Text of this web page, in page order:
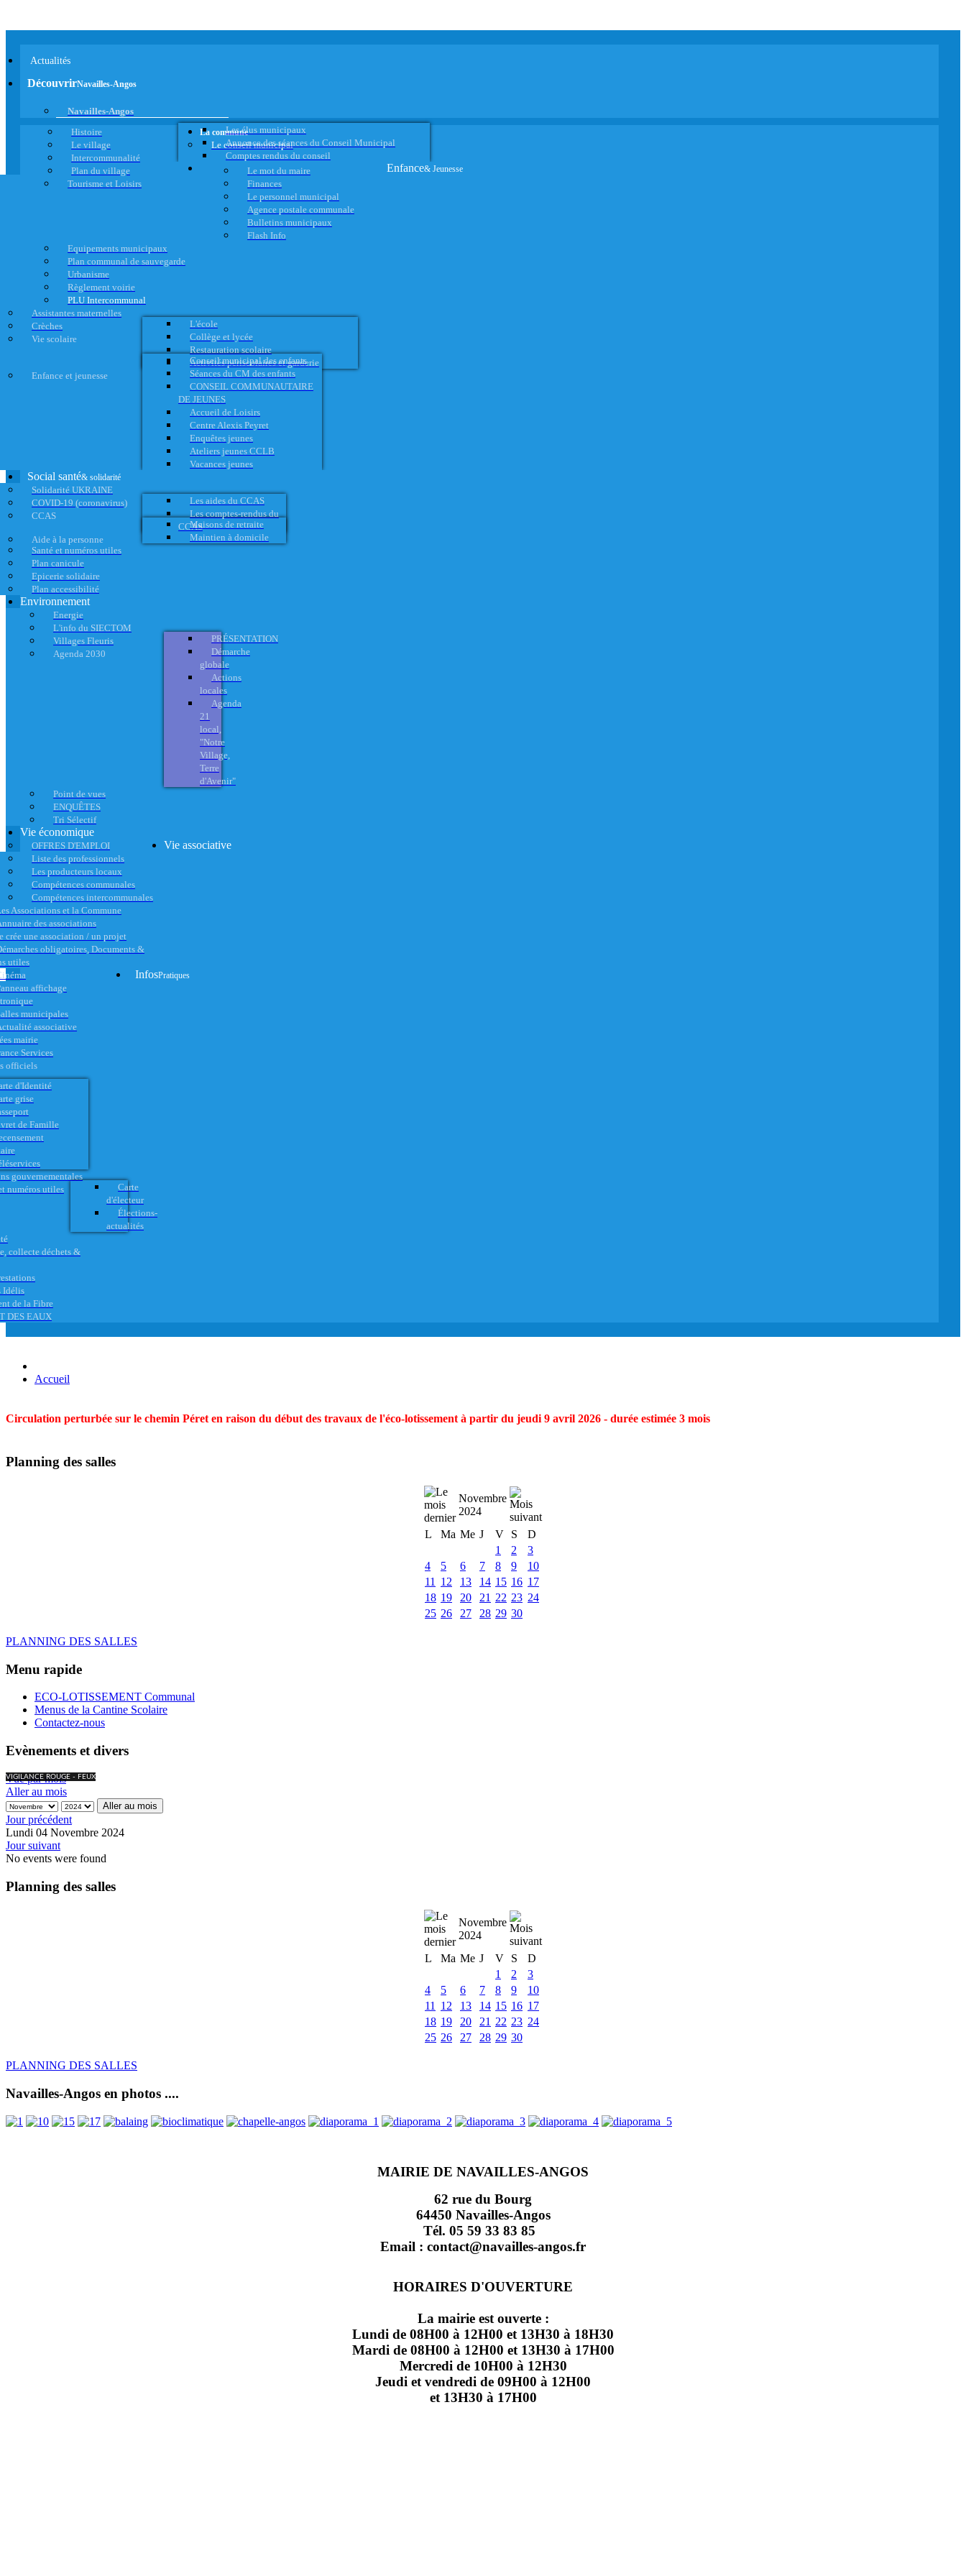
Actualités
DécouvrirNavailles-Angos
Navailles-Angos
Histoire
Le village
Intercommunalité
Plan du village
Tourisme et Loisirs
La commune
Le conseil municipal
Les élus municipaux
Annonce des séances du Conseil Municipal
Comptes rendus du conseil
Le mot du maire
Finances
Le personnel municipal
Agence postale communale
Bulletins municipaux
Flash Info
Equipements municipaux
Plan communal de sauvegarde
Urbanisme
Règlement voirie
PLU Intercommunal
Enfance& Jeunesse
Assistantes maternelles
Crèches
Vie scolaire
L'école
Collège et lycée
Restauration scolaire
Activités périscolaires et garderie
Enfance et jeunesse
Conseil municipal des enfants
Séances du CM des enfants
CONSEIL COMMUNAUTAIRE
DE JEUNES
Accueil de Loisirs
Centre Alexis Peyret
Enquêtes jeunes
Ateliers jeunes CCLB
Vacances jeunes
Social santé& solidarité
Solidarité UKRAINE
COVID-19 (coronavirus)
CCAS
Les aides du CCAS
Les comptes-rendus du
CCAS
Aide à la personne
Maisons de retraite
Maintien à domicile
Santé et numéros utiles
Plan canicule
Epicerie solidaire
Plan accessibilité
Environnement
Energie
L'info du SIECTOM
Villages Fleuris
Agenda 2030
PRÉSENTATION
Démarche
globale
Actions
locales
Agenda
21
local,
"Notre
Village,
Terre
d'Avenir"
Point de vues
ENQUÊTES
Tri Sélectif
Vie économique
OFFRES D'EMPLOI
Liste des professionnels
Les producteurs locaux
Compétences communales
Compétences intercommunales
Vie associative
Associations et la Commune
des associations
crée une association / un projet
obligatoires, Documents &
utiles
affichage
municipales
associative
InfosPratiques
mairie
Services
officiels
d'Identité
grise
de Famille
gouvernementales
numéros utiles
Carte
d'électeur
Élections-
actualités
collecte déchets &
Idélis
de la Fibre
DES EAUX
Accueil
Circulation perturbée sur le chemin Péret en raison du début des travaux de l'éco-lotissement à partir du jeudi 9 avril 2026 - durée estimée 3 mois
Planning des salles
Novembre
2024
L
Ma Me J V S
D
1
2
3
4
5 6 7 8 9
10
11
12 13 14 15 16 17
18 19 20 21 22 23 24
25 26 27 28 29 30
PLANNING DES SALLES
Menu rapide
ECO-LOTISSEMENT Communal
Menus de la Cantine Scolaire
Contactez-nous
Evènements et divers
VIGILANCE ROUGE - FEUX
Vue par mois
Aller au mois
Aller au mois
Jour précédent
Lundi 04 Novembre 2024
Jour suivant
No events were found
Planning des salles
Novembre
2024
L
Ma Me J V S
D
1
2
3
4
5 6 7 8 9
10
11
12 13 14 15 16 17
18 19 20 21 22 23 24
25 26 27 28 29 30
PLANNING DES SALLES
Navailles-Angos en photos ....
MAIRIE DE NAVAILLES-ANGOS
62 rue du Bourg
64450 Navailles-Angos
Tél. 05 59 33 83 85
Email : contact@navailles-angos.fr
HORAIRES D'OUVERTURE
La mairie est ouverte :
Lundi de 08H00 à 12H00 et 13H30 à 18H30
Mardi de 08H00 à 12H00 et 13H30 à 17H00
Mercredi de 10H00 à 12H30
Jeudi et vendredi de 09H00 à 12H00
et 13H30 à 17H00